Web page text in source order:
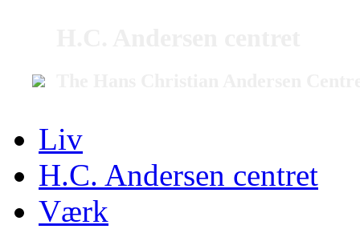
Liv
H.C. Andersen centret
Værk